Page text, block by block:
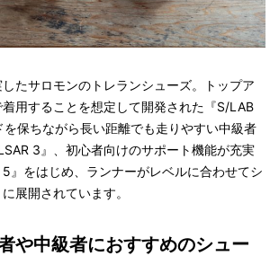
たサロモンのトレランシューズ。トップア
用することを想定して開発された『S/LAB
を保ちながら長い距離でも走りやすい中級者
3』、初心者向けのサポート機能が充実
5』をはじめ、ランナーがレベルに合わせてシ
展開されています。
や中級者におすすめのシュー